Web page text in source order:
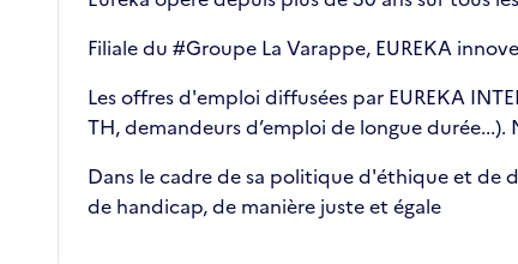
Filiale du #Groupe La Varappe, EUREKA
Les offres d'emploi diffusées par EUREKA
TH, demandeurs d’emploi de longue
Dans le cadre de sa politique d'éthique et de
de handicap, de manière juste et égale